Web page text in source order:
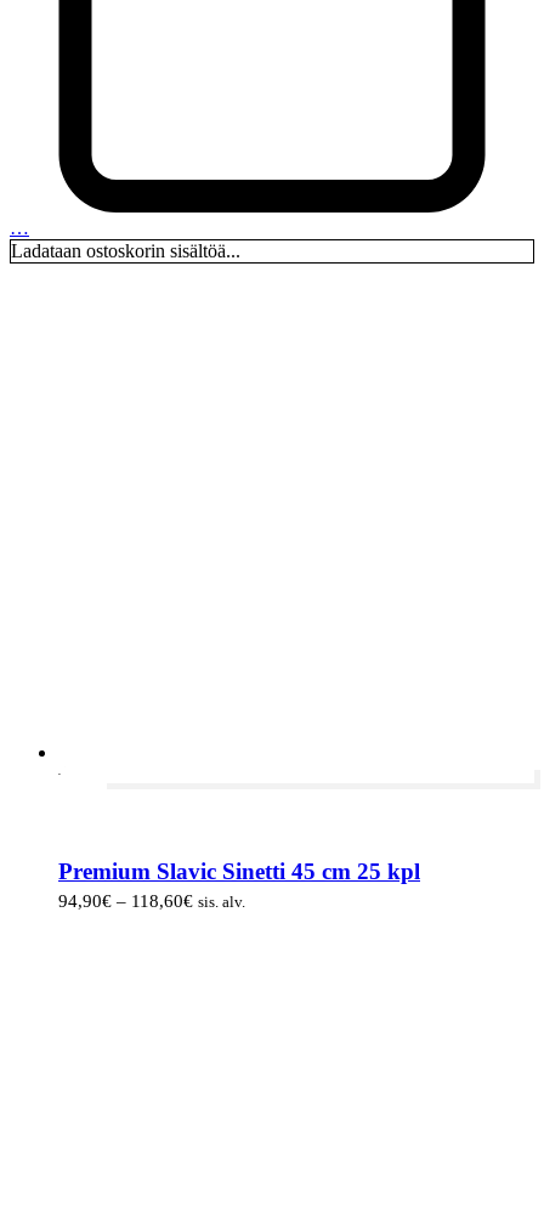
…
Ladataan ostoskorin sisältöä...
-20%
Premium Slavic Sinetti 45 cm 25 kpl
94,90€ – 118,60€Hintaluokka:
sis. alv.